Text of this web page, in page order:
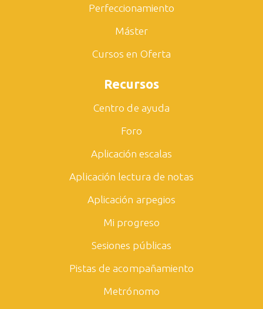
Perfeccionamiento
Máster
Cursos en Oferta
Recursos
Centro de ayuda
Foro
Aplicación escalas
Aplicación lectura de notas
Aplicación arpegios
Mi progreso
Sesiones públicas
Pistas de acompañamiento
Metrónomo